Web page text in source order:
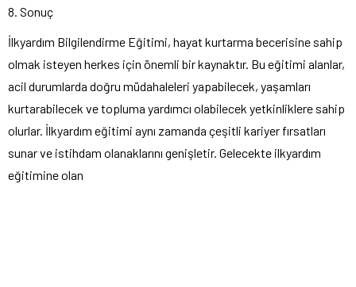
8. Sonuç
İlkyardım Bilgilendirme Eğitimi, hayat kurtarma becerisine sahip
olmak isteyen herkes için önemli bir kaynaktır. Bu eğitimi alanlar,
acil durumlarda doğru müdahaleleri yapabilecek, yaşamları
kurtarabilecek ve topluma yardımcı olabilecek yetkinliklere sahip
olurlar. İlkyardım eğitimi aynı zamanda çeşitli kariyer fırsatları
sunar ve istihdam olanaklarını genişletir. Gelecekte ilkyardım
eğitimine olan